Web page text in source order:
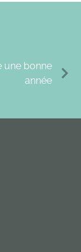
une bonne
année